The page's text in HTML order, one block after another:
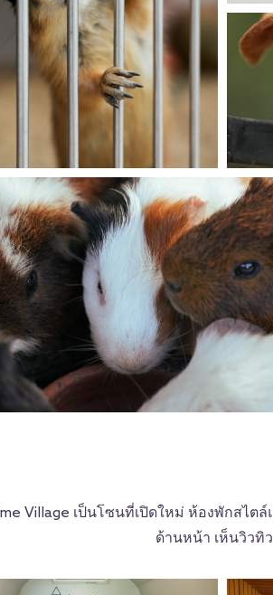
Village เป็นโซนที่เปิดใหม่ ห้องพักสไต
ด้านหน้า เห็นวิวทิ